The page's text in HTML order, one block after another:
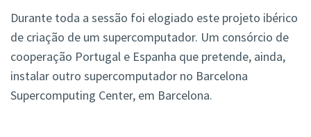
Durante toda a sessão foi elogiado este projeto ibérico
de criação de um supercomputador. Um consórcio de
cooperação Portugal e Espanha que pretende, ainda,
instalar outro supercomputador no Barcelona
Supercomputing Center, em Barcelona.